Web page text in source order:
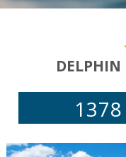
САМОЛЕТНИ
ИЗПРАТИ
DELPHIN
1378